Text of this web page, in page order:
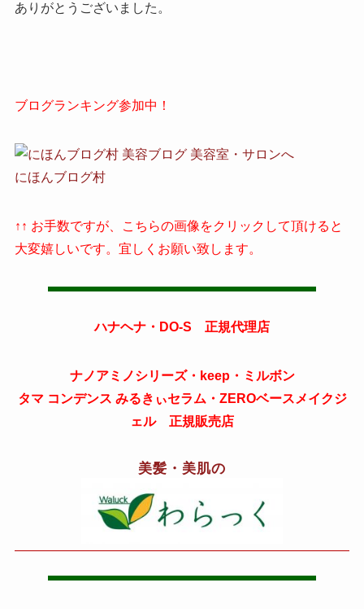
ありがとうございました。
ブログランキング参加中！
にほんブログ村
↑↑ お手数ですが、こちらの画像をクリックして頂けると
大変嬉しいです。宜しくお願い致します。
ハナヘナ・DO-S 正規代理店
ナノアミノシリーズ・keep・ミルボン
タマ コンデンス みるきぃセラム・ZEROベースメイクジ
ェル 正規販売店
美髪・美肌の